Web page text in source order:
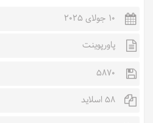
10 جولای 2025
پاورپوینت
5870
58 اسلاید